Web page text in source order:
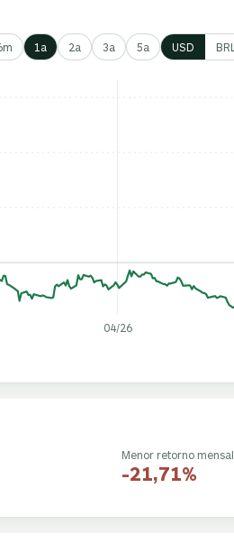
1a 2a 3a 5a USD BRL
04/26
Menor retorno mensal
-21,71%